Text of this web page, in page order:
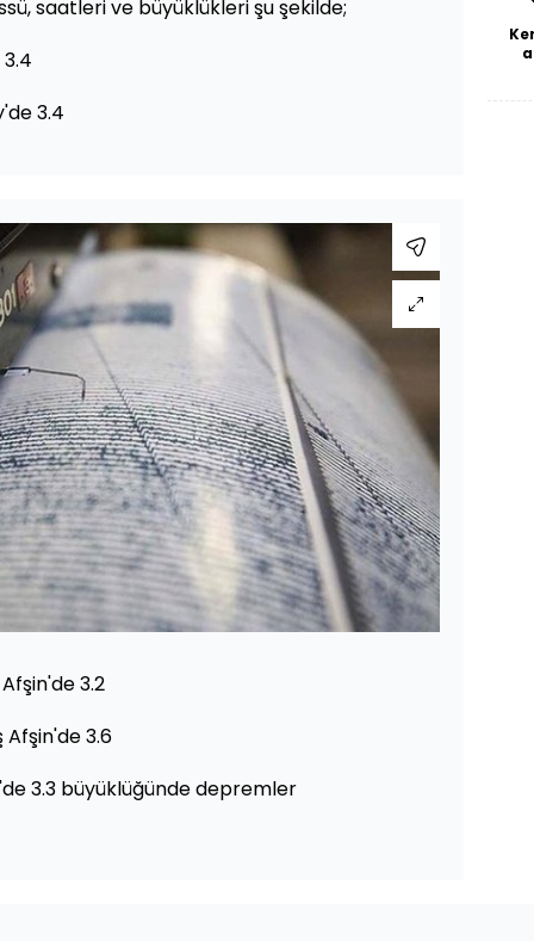
saatleri ve büyüklükleri şu şekilde;
3.4
3.2
3.6
3.3 büyüklüğünde depremler